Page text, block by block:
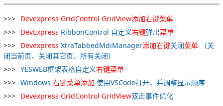
Devexpress GridControl GridView添加右键菜单
DevExpress RibbonControl 自定义右键弹出菜单
Devexpress XtraTabbedMdiManager添加右键关闭菜单 （关
闭当前页、关闭其它页、所有关闭）
YESWEB框架表格自定义右键菜单
Windows 右键菜单添加 使用VSCode打开，并调整显示顺序
Devexpress GridControl GridView双击事件优化